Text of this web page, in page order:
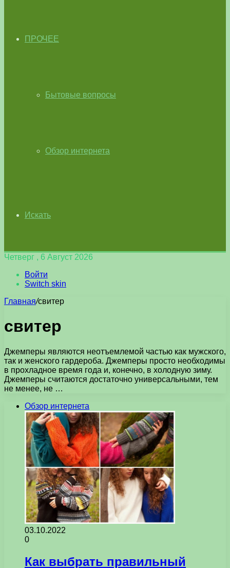
ПРОЧЕЕ
Бытовые вопросы
Обзор интернета
Искать
Четверг , 6 Август 2026
Войти
Switch skin
Главная/свитер
свитер
Джемперы являются неотъемлемой частью как мужского,
так и женского гардероба. Джемперы просто необходимы
в прохладное время года и, конечно, в холодную зиму.
Джемперы считаются достаточно универсальными, тем
не менее, не …
Обзор интернета
03.10.2022
0
Как выбрать правильный